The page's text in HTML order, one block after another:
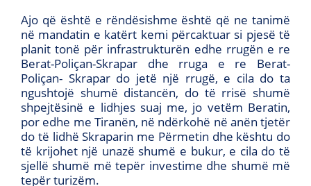
Ajo që është e rëndësishme është që ne tanimë
në mandatin e katërt kemi përcaktuar si pjesë të
planit tonë për infrastrukturën edhe rrugën e re
Berat-Poliçan-Skrapar dhe rruga e re Berat-
Poliçan- Skrapar do jetë një rrugë, e cila do ta
ngushtojë shumë distancën, do të rrisë shumë
shpejtësinë e lidhjes suaj me, jo vetëm Beratin,
por edhe me Tiranën, në ndërkohë në anën tjetër
do të lidhë Skraparin me Përmetin dhe kështu do
të krijohet një unazë shumë e bukur, e cila do të
sjellë shumë më tepër investime dhe shumë më
tepër turizëm.